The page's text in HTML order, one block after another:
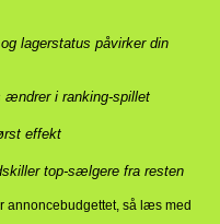
lagerstatus påvirker din
i ranking-spillet
effekt
top-sælgere fra resten
annoncebudgettet, så læs med